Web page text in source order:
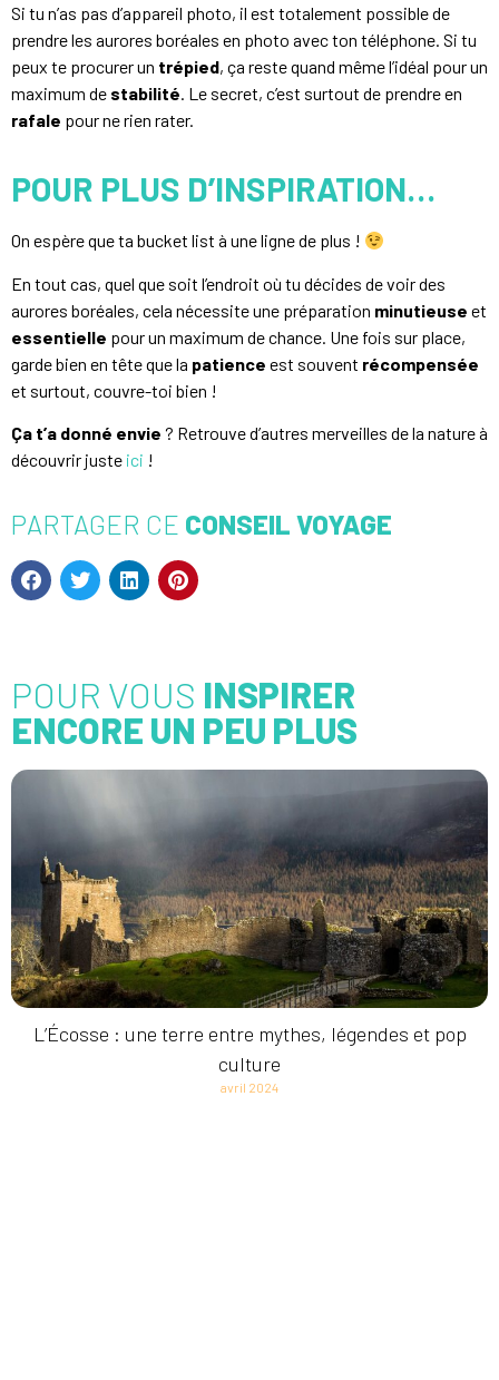
Si tu n’as pas d’appareil photo, il est totalement possible de
prendre les aurores boréales en photo avec ton téléphone. Si tu
peux te procurer un trépied, ça reste quand même l’idéal pour un
maximum de stabilité . Le secret, c’est surtout de prendre en
rafale pour ne rien rater.
POUR PLUS D’INSPIRATION…
On espère que ta bucket list à une ligne de plus !
En tout cas, quel que soit l’endroit où tu décides de voir des
aurores boréales, cela nécessite une préparation minutieuse et
essentielle pour un maximum de chance. Une fois sur place,
garde bien en tête que la patience est souvent récompensée
et surtout, couvre-toi bien !
Ça t’a donné envie ? Retrouve d’autres merveilles de la nature à
découvrir juste ici !
PARTAGER CE CONSEIL VOYAGE
POUR VOUS INSPIRER
ENCORE UN PEU PLUS
L’Écosse : une terre entre mythes, légendes et pop
culture
avril 2024